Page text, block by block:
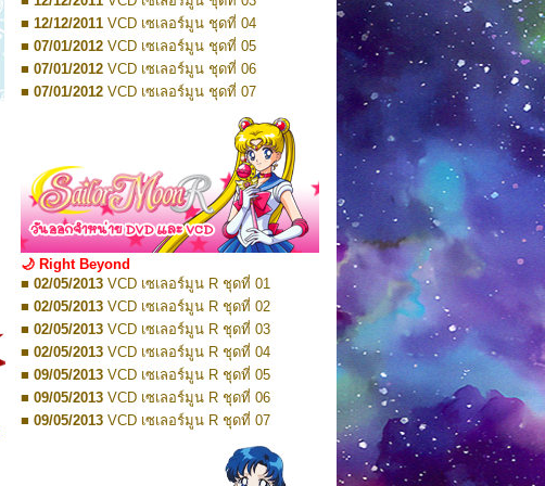
■ 07/10/2016 DVD เซเลอร์มูน คริสตัล VOL.5
■ 28/10/2016 DVD เซเลอร์มูน คริสตัล VOL.6
■ 17/11/2016DVD เซเลอร์มูน คริสตัล VOL.7
■ 17/11/2016DVD เซเลอร์มูน คริสตัล VOL.8
■ 01/01/2017 DVD เซเลอร์มูน คริสตัล Box-Set
■ 12/12/2011 VCD เซเลอร์มูน ชุดที่ 04
■ 07/01/2012 VCD เซเลอร์มูน ชุดที่ 05
■ 07/01/2012 VCD เซเลอร์มูน ชุดที่ 06
■ 07/01/2012 VCD เซเลอร์มูน ชุดที่ 07
VCD เซเลอร์มูน ชุดที่ 08
VCD เซเลอร์มูน ชุดที่ 09
VCD เซเลอร์มูน ชุดที่ 10
■ 19/01/2012 VCD เซเลอร์มูน ชุดที่ 11
■ 19/01/2012VCD เซเลอร์มูน ชุดที่ 12
■ 26/01/2012VCD เซเลอร์มูน ชุดที่ 13
■ 26/01/2012VCD เซเลอร์มูน ชุดที่ 14
■ 02/02/2012 VCD เซเลอร์มูน ชุดที่ 15
VCD เซเลอร์มูน ชุดที่ 16
VCD เซเลอร์มูน ชุดที่ 17
VCD เซเลอร์มูน ชุดที่ 18
VCD เซเลอร์มูน ชุดที่ 19
VCD เซเลอร์มูน ชุดที่ 20
VCD เซเลอร์มูน ชุดที่ 21
VCD เซเลอร์มูน ชุดที่ 22
VCD เซเลอร์มูน ชุดที่ 23
DVD เซเลอร์มูน ชุดที่ 01
🌙 Right Beyond
■ 02/05/2013 VCD เซเลอร์มูน R ชุดที่ 01
■ 02/05/2013 VCD เซเลอร์มูน R ชุดที่ 02
■ 02/05/2013 VCD เซเลอร์มูน R ชุดที่ 03
■ 02/05/2013 VCD เซเลอร์มูน R ชุดที่ 04
■ 09/05/2013 VCD เซเลอร์มูน R ชุดที่ 05
■ 09/05/2013 VCD เซเลอร์มูน R ชุดที่ 06
■ 09/05/2013 VCD เซเลอร์มูน R ชุดที่ 07
VCD เซเลอร์มูน R ชุดที่ 08
VCD เซเลอร์มูน R ชุดที่ 09